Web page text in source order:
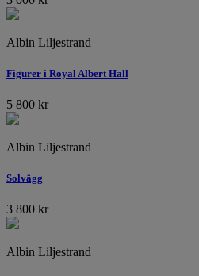
Albin Liljestrand
Figurer i Royal Albert Hall
5 800 kr
Albin Liljestrand
Solvägg
3 800 kr
Albin Liljestrand